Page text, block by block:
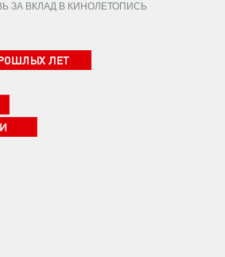
ЗА ВКЛАД В КИНОЛЕТОПИСЬ